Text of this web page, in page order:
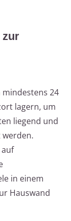
zur
mindestens 24
lagern, um
liegend und
in einem
Hauswand